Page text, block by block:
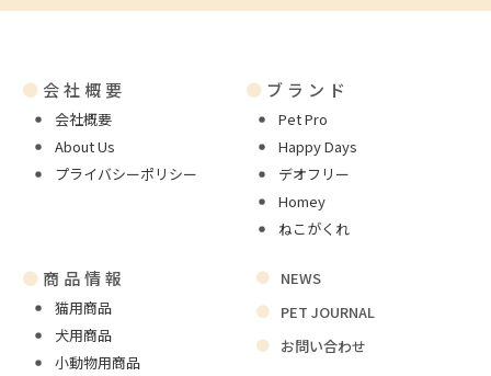
● 会社概要
会社概要
About Us
プライバシーポリシー
● ブランド
Pet Pro
Happy Days
デオフリー
Homey
ねこがくれ
● 商品情報
猫用商品
犬用商品
小動物用商品
NEWS
PET JOURNAL
お問い合わせ